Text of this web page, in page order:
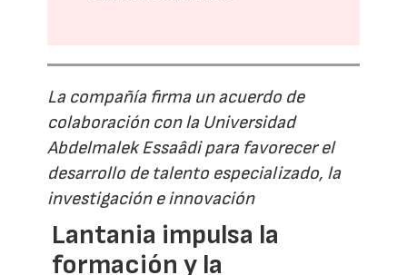
La compañía firma un acuerdo de
colaboración con la Universidad
Abdelmalek Essaâdi para favorecer el
desarrollo de talento especializado, la
investigación e innovación
Lantania impulsa la
formación y la